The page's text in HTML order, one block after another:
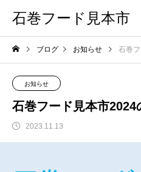
石巻フード見本市
ブログ お知らせ 石巻
お知らせ
石巻フード見本市2024
2023.11.13